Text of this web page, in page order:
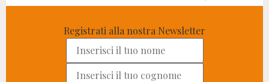
Registrati alla nostra Newsletter